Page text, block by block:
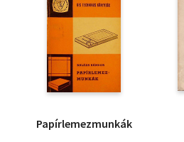
Papírlemezmunkák